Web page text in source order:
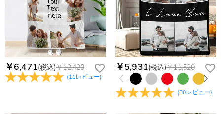
￥6,471(税込)￥12,420
(11レビュー)
￥5,931(税込)￥11,520
(30レビュー)